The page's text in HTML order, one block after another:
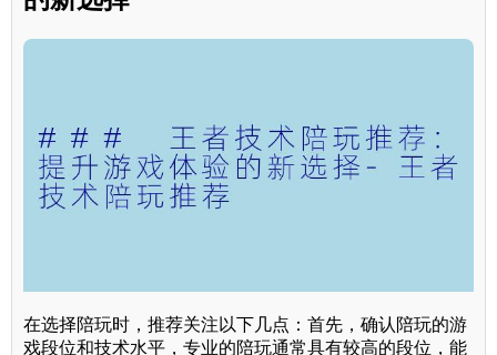
在选择陪玩时，推荐关注以下几点：首先，确认陪玩的游
戏段位和技术水平，专业的陪玩通常具有较高的段位，能